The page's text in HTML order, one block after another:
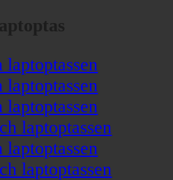
laptoptassen
laptoptassen
laptoptassen
laptoptassen
laptoptassen
laptoptassen